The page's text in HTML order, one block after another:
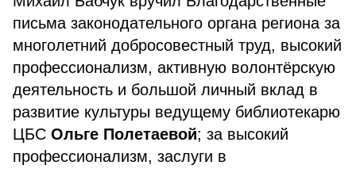
письма законодательного органа региона за
многолетний добросовестный труд, высокий
профессионализм, активную волонтёрскую
деятельность и большой личный вклад в
развитие культуры ведущему библиотекарю
ЦБС Ольге Полетаевой; за высокий
профессионализм, заслуги в